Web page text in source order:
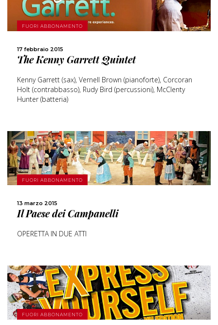
FUORI ABBONAMENTO
17 febbraio 2015
The Kenny Garrett Quintet
Kenny Garrett (sax), Vernell Brown (pianoforte), Corcoran
Holt (contrabbasso), Rudy Bird (percussioni), McClenty
Hunter (batteria)
SCOPRI DI PIÙ
CONDIVIDI
FUORI ABBONAMENTO
13 marzo 2015
Il Paese dei Campanelli
OPERETTA IN DUE ATTI
SCOPRI DI PIÙ
FUORI ABBONAMENTO
SCOPRI DI PIÙ